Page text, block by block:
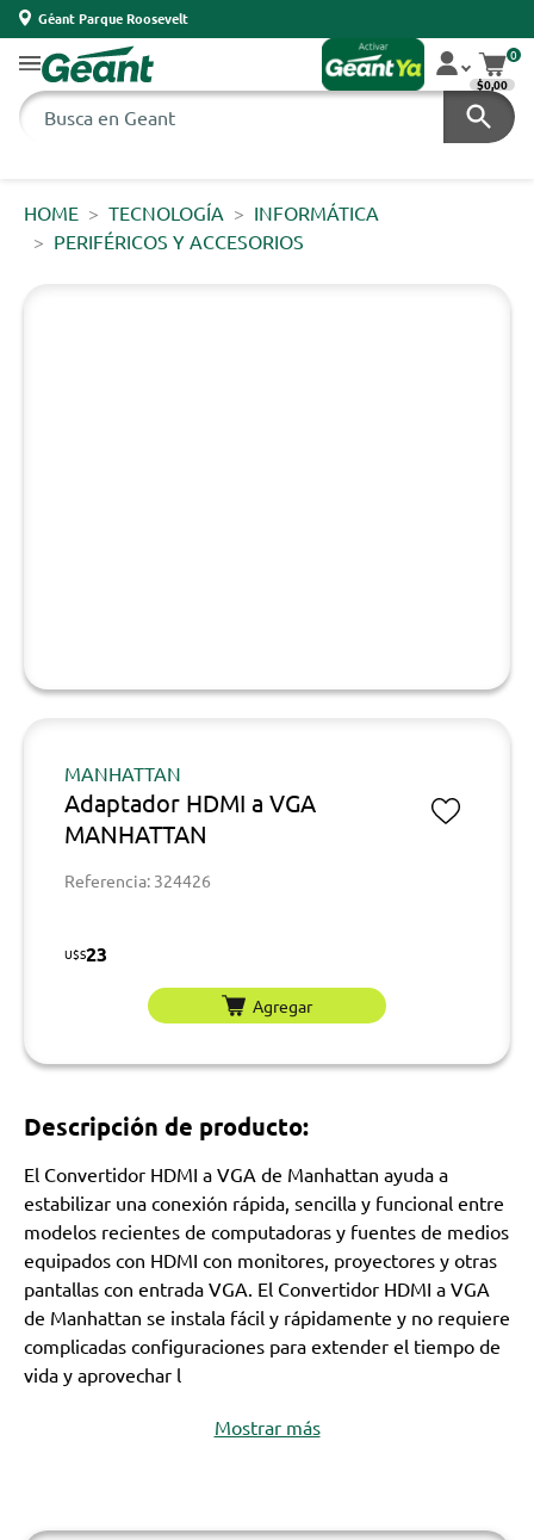
Géant Parque Roosevelt
0
$0,00
HOME TECNOLOGÍA
INFORMÁTICA
PERIFÉRICOS Y ACCESORIOS
MANHATTAN
Adaptador HDMI a VGA
MANHATTAN
Referencia: 324426
U$S23
Agregar
Descripción de producto:
El Convertidor HDMI a VGA de Manhattan ayuda a
estabilizar una conexión rápida, sencilla y funcional entre
modelos recientes de computadoras y fuentes de medios
equipados con HDMI con monitores, proyectores y otras
pantallas con entrada VGA. El Convertidor HDMI a VGA
de Manhattan se instala fácil y rápidamente y no requiere
complicadas configuraciones para extender el tiempo de
vida y aprovechar l
Mostrar más